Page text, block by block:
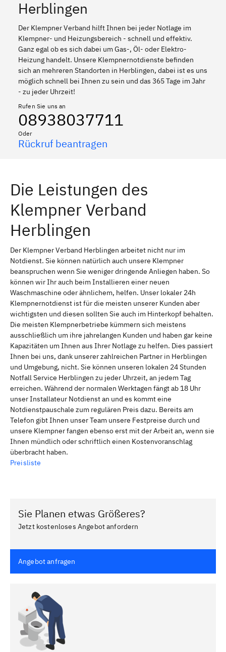
Herblingen
Der Klempner Verband hilft Ihnen bei jeder Notlage im
Klempner- und Heizungsbereich - schnell und effektiv.
Ganz egal ob es sich dabei um Gas-, Öl- oder Elektro-
Heizung handelt. Unsere Klempnernotdienste befinden
sich an mehreren Standorten in Herblingen, dabei ist es uns
möglich schnell bei Ihnen zu sein und das 365 Tage im Jahr
- zu jeder Uhrzeit!
Rufen Sie uns an
08938037711
Oder
Rückruf beantragen
Die Leistungen des
Klempner Verband
Herblingen
Der Klempner Verband Herblingen arbeitet nicht nur im
Notdienst. Sie können natürlich auch unsere Klempner
beanspruchen wenn Sie weniger dringende Anliegen haben. So
können wir Ihr auch beim Installieren einer neuen
Waschmaschine oder ähnlichem, helfen. Unser lokaler 24h
Klempnernotdienst ist für die meisten unserer Kunden aber
wichtigsten und diesen sollten Sie auch im Hinterkopf behalten.
Die meisten Klempnerbetriebe kümmern sich meistens
ausschließlich um ihre jahrelangen Kunden und haben gar keine
Kapazitäten um Ihnen aus Ihrer Notlage zu helfen. Dies passiert
Ihnen bei uns, dank unserer zahlreichen Partner in Herblingen
und Umgebung, nicht. Sie können unseren lokalen 24 Stunden
Notfall Service Herblingen zu jeder Uhrzeit, an jedem Tag
erreichen. Während der normalen Werktagen fängt ab 18 Uhr
unser Installateur Notdienst an und es kommt eine
Notdienstpauschale zum regulären Preis dazu. Bereits am
Telefon gibt Ihnen unser Team unsere Festpreise durch und
unsere Klempner fangen ebenso erst mit der Arbeit an, wenn sie
Ihnen mündlich oder schriftlich einen Kostenvoranschlag
überbracht haben.
Preisliste
Sie Planen etwas Größeres?
Jetzt kostenloses Angebot anfordern
Angebot anfragen